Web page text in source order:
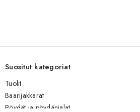
Suositut kategoriat
Tuolit
Baarijakkarat
Pöydät ja pöydänjalat